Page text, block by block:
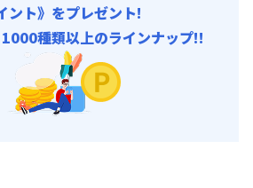
ント》をプレゼント!
種類以上のラインナップ!!